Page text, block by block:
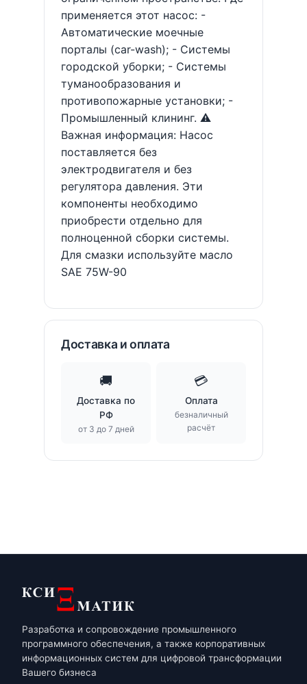
применяется этот насос: -
Автоматические моечные
порталы (car-wash); - Системы
городской уборки; - Системы
туманообразования и
противопожарные установки; -
Промышленный клининг. ⚠️
Важная информация: Насос
поставляется без
электродвигателя и без
регулятора давления. Эти
компоненты необходимо
приобрести отдельно для
полноценной сборки системы.
Для смазки используйте масло
SAE 75W-90
Доставка и оплата
🚚
Доставка по
РФ
от 3 до 7 дней
💳
Оплата
безналичный
расчёт
Разработка и сопровождение промышленного
программного обеспечения, а также корпоративных
информационных систем для цифровой трансформации
Вашего бизнеса